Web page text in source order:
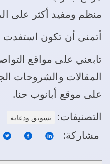
منظم ومفيد أكثر على
أتمنى أن تكون
تابعني على مواقع
المقالات والشروحات
على موقع أبانوب حنا.
التصنيفات:
تسويق ودعاية
مشاركة: